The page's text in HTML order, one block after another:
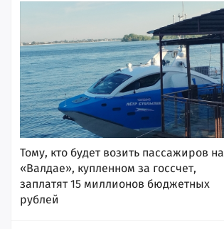
Тому, кто будет возить пассажиров на
«Валдае», купленном за госсчет,
заплатят 15 миллионов бюджетных
рублей